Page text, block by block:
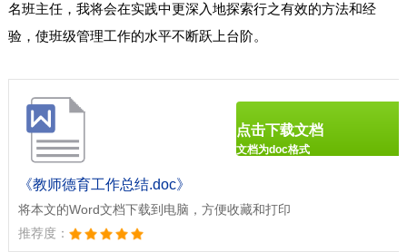
名班主任，我将会在实践中更深入地探索行之有效的方法和经
验，使班级管理工作的水平不断跃上台阶。
《教师德育工作总结.doc》
将本文的Word文档下载到电脑，方便收藏和打印
推荐度：
点击下载文档
文档为doc格式